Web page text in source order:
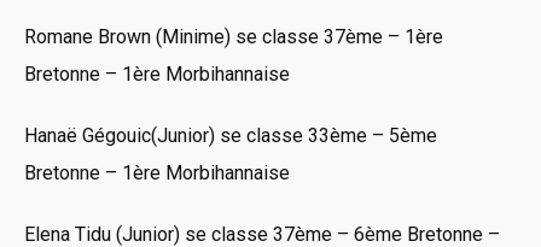
Romane Brown (Minime) se classe 37ème – 1ère
Bretonne – 1ère Morbihannaise
Hanaë Gégouic(Junior) se classe 33ème – 5ème
Bretonne – 1ère Morbihannaise
Elena Tidu (Junior) se classe 37ème – 6ème Bretonne –